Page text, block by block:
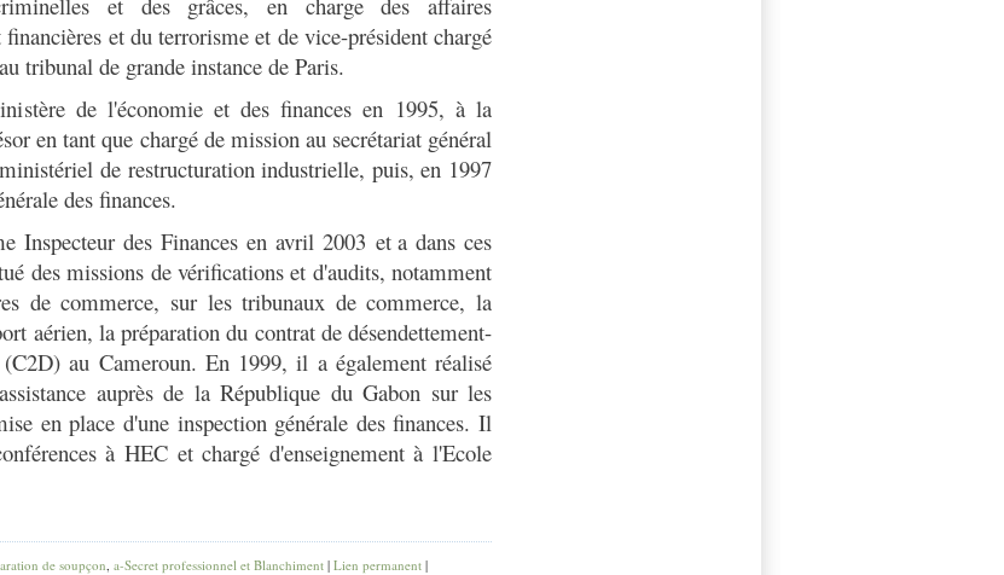
financières et du terrorisme et de vice-président chargé
tribunal de grande instance de Paris.
de l'économie et des finances en 1995, à la
en tant que chargé de mission au secrétariat général
de restructuration industrielle, puis, en 1997
des finances.
Inspecteur des Finances en avril 2003 et a dans ces
des missions de vérifications et d'audits, notamment
de commerce, sur les tribunaux de commerce, la
aérien, la préparation du contrat de désendettement-
(C2D) au Cameroun. En 1999, il a également réalisé
auprès de la République du Gabon sur les
en place d'une inspection générale des finances. Il
à HEC et chargé d'enseignement à l'Ecole
de soupçon a-Secret professionnel et Blanchiment | Lien permanent |